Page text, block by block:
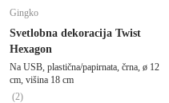
Gingko
Svetlobna dekoracija Twist
Hexagon
Na USB, plastična/papirnata, črna, ø 12
cm, višina 18 cm
(2)